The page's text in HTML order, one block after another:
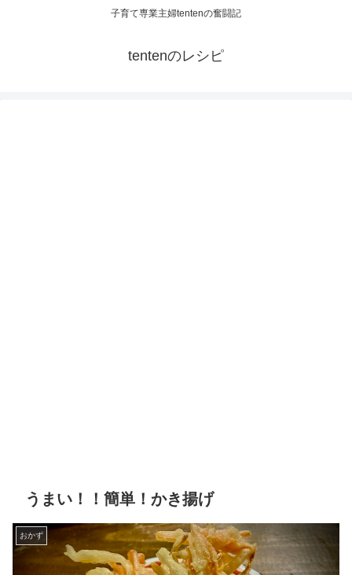
子育て専業主婦tentenの奮闘記
tentenのレシピ
うまい！！簡単！かき揚げ
おかず